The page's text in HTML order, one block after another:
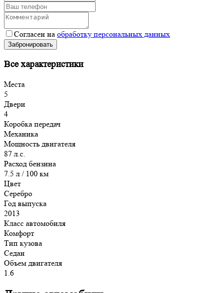
Согласен на обработку персональных данных
Забронировать
Все характеристики
Места
5
Двери
4
Коробка передач
Механика
Мощность двигателя
87 л.с.
Расход бензина
7.5 л / 100 км
Цвет
Серебро
Год выпуска
2013
Класс автомобиля
Комфорт
Тип кузова
Седан
Объем двигателя
1.6